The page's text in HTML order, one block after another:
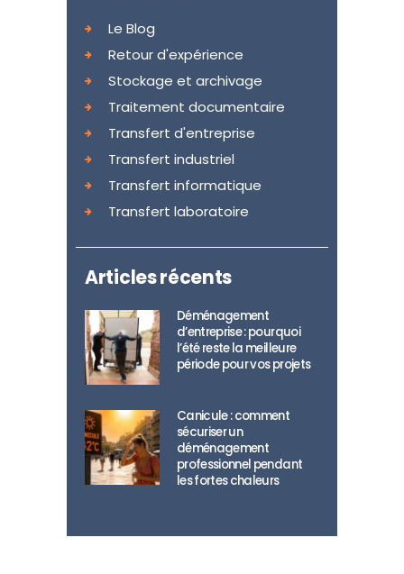
Le Blog
Retour d'expérience
Stockage et archivage
Traitement documentaire
Transfert d'entreprise
Transfert industriel
Transfert informatique
Transfert laboratoire
Articles récents
Déménagement
d’entreprise : pourquoi
l’été reste la meilleure
période pour vos projets
Canicule : comment
sécuriser un
déménagement
professionnel pendant
les fortes chaleurs